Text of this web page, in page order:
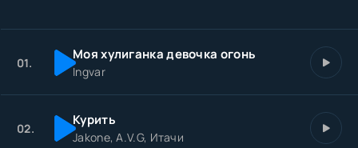
01. Моя хулиганка девочка огонь
Ingvar
02. Курить
Jakone, A.V.G, Итачи